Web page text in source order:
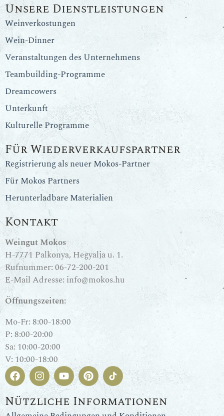
Unsere Dienstleistungen
Weinverkostungen
Wein-Dinner
Veranstaltungen des Unternehmens
Teambuilding-Programme
Dreamcowers
Unterkunft
Kulturelle Programme
Für Wiederverkaufspartner
Registrierung als neuer Mokos-Partner
Für Mokos Partners
Herunterladbare Materialien
Kontakt
Weingut Mokos
H-7771 Palkonya, Hegyalja u. 1.
Rufnummer:06-72-200-201
E-Mail Adresse: info@mokos.hu
Öffnungszeiten:
Mo-Fr: 8:00-18:00
P: 8:00-20:00
Sa: 10:00-20:00
V: 10:00-18:00
Nützliche Informationen